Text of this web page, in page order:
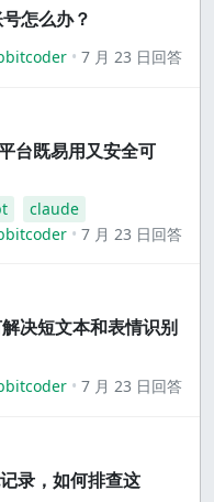
怎么办？
7 月 23 日回答
台既易用又安全可
claude
7 月 23 日回答
决短文本和表情识别
7 月 23 日回答
录，如何排查这